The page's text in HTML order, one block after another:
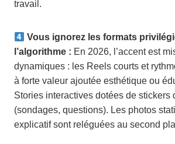
travail.
Vous ignorez les formats
l’algorithme : En 2026, l’accent est
dynamiques : les Reels courts et
à forte valeur ajoutée esthétique ou
Stories interactives dotées de stickers
(sondages, questions). Les photos
explicatif sont reléguées au second